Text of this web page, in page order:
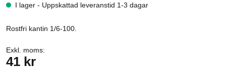
I lager - Uppskattad leveranstid 1-3 dagar
Rostfri kantin 1/6-100.
Exkl. moms:
41 kr